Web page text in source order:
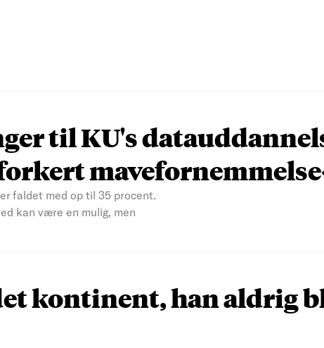
til KU's
faldet med op til 35 procent.
kan være en mulig, men
kontinent, han aldrig